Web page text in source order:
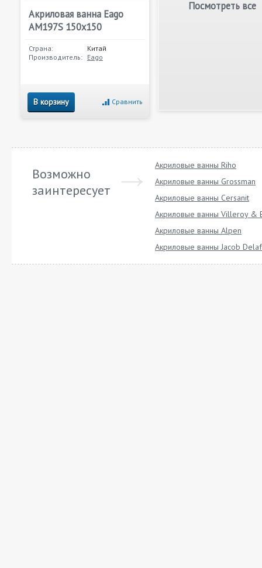
Акриловая ванна Eago
AM197S 150х150
Страна:
Китай
Производитель: Eago
В корзину Сравнить
Посмотреть все
Возможно
заинтересует
Акриловые ванны Riho
Акриловые ванны Grossman
Акриловые ванны Cersanit
Акриловые ванны Villeroy &
Акриловые ванны Alpen
Акриловые ванны Jacob